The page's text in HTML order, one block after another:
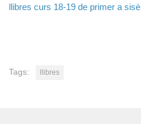
llibres curs 18-19 de primer a sisè
Tags: llibres